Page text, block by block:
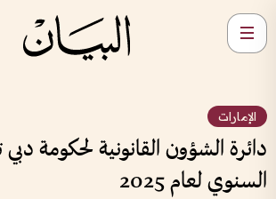
الإمارات
دائرة الشؤون القانونية لحكومة
السنوي لعام 2025